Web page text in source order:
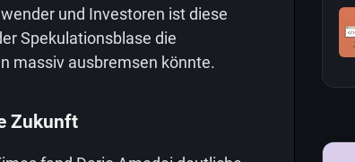
und Investoren ist diese
Spekulationsblase die
massiv ausbremsen könnte.
Zukunft